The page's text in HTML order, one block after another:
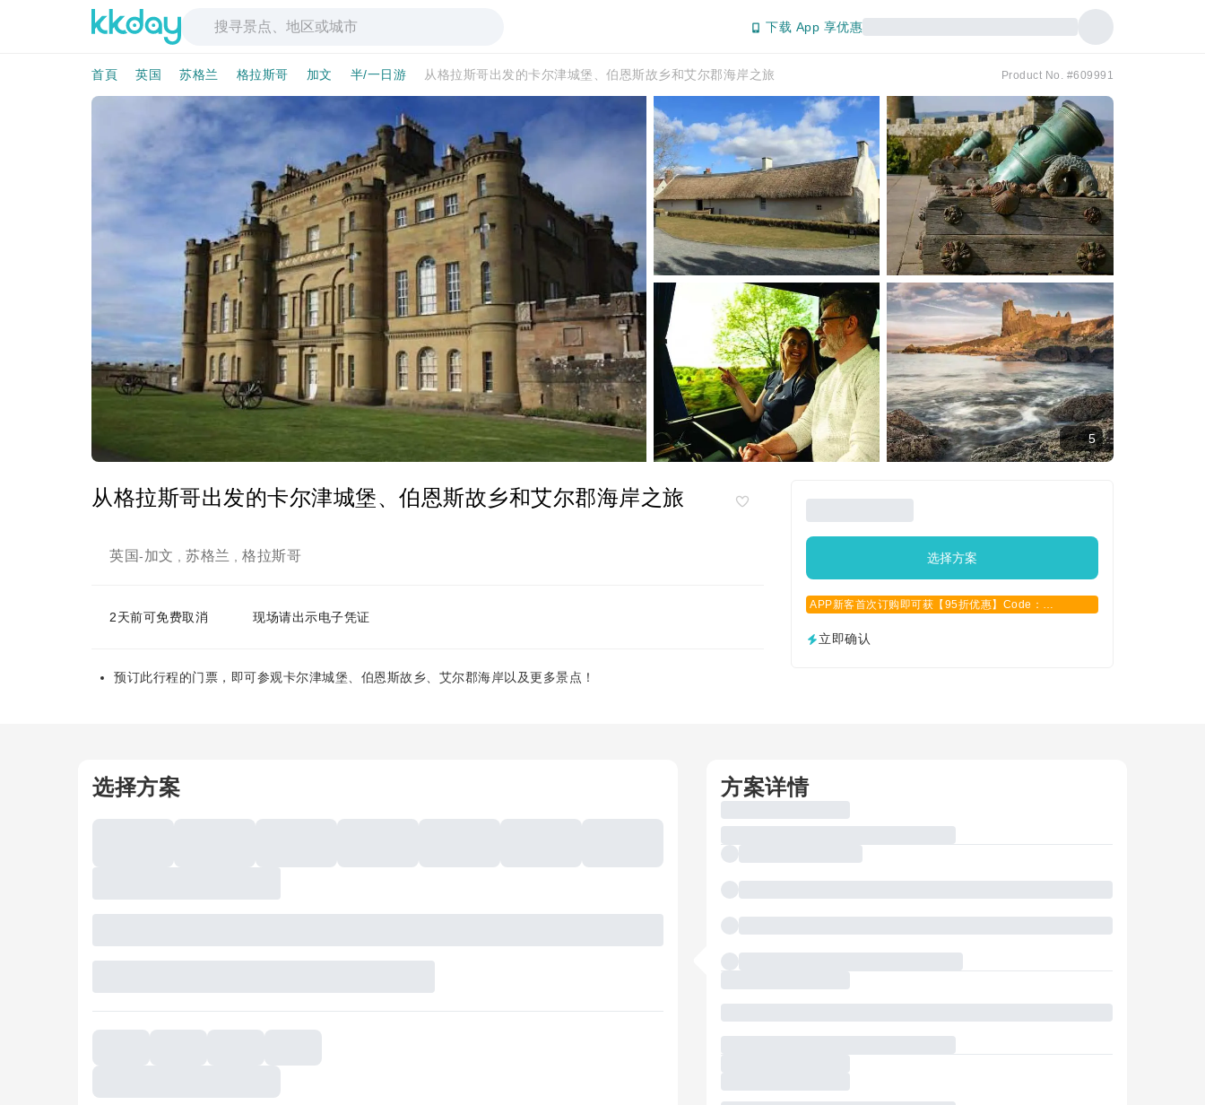
下载 App 享优惠
首頁 英国 苏格兰 格拉斯哥 加文 半/一日游 从格拉斯哥出发的卡尔津城堡、伯恩斯故乡和艾尔郡海岸之旅 Product No. #609991
5
从格拉斯哥出发的卡尔津城堡、伯恩斯故乡和艾尔郡海岸之旅
英国-加文 苏格兰 格拉斯哥
2天前可免费取消 现场请出示电子凭证
预订此行程的门票，即可参观卡尔津城堡、伯恩斯故乡、艾尔郡海岸以及更多景点！
选择方案
APP新客首次订购即可获【95折优惠】Code：
立即确认
选择方案 方案详情